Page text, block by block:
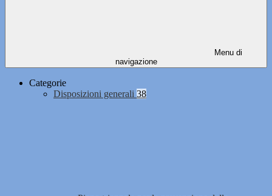
Menu di
navigazione
Categorie
Disposizioni generali 38